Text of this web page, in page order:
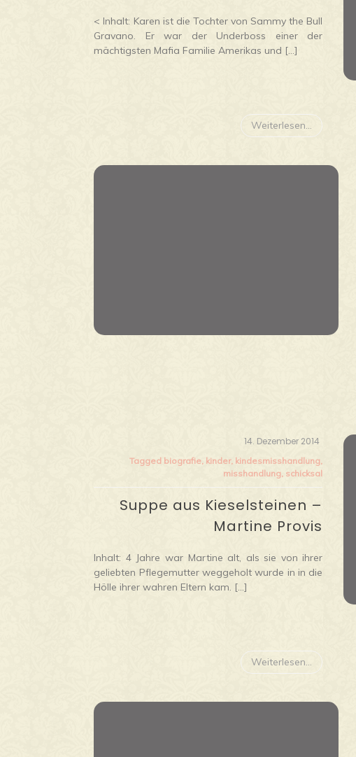
< Inhalt: Karen ist die Tochter von Sammy the Bull
Gravano. Er war der Underboss einer der
mächtigsten Mafia Familie Amerikas und […]
Weiterlesen...
14. Dezember 2014
Tagged biografie kinder, kindesmisshandlung
misshandlung schicksal
Suppe aus Kieselsteinen –
Martine Provis
Inhalt: 4 Jahre war Martine alt, als sie von ihrer
geliebten Pflegemutter weggeholt wurde in in die
Hölle ihrer wahren Eltern kam. […]
Weiterlesen...